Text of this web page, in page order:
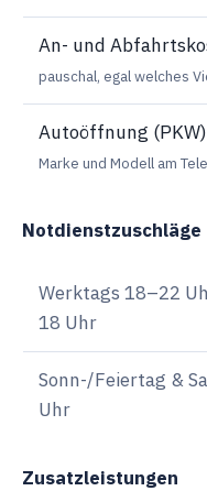
An- und
pauschal, egal welches
Autoöffnung (PKW)
Marke und Modell am
Notdienstzuschläge
Werktags 18–22
18 Uhr
Sonn-/Feiertag &
Uhr
Zusatzleistungen